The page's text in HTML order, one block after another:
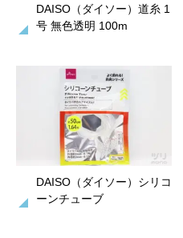
DAISO（ダイソー）道糸 1
号 無色透明 100m
DAISO（ダイソー）シリコ
ーンチューブ